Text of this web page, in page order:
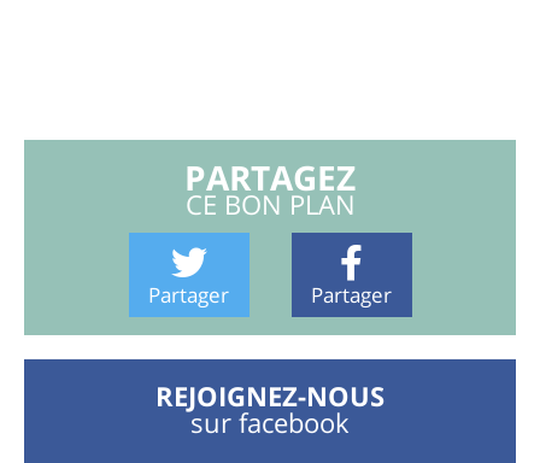
PARTAGEZ
CE BON PLAN
Partager Partager
REJOIGNEZ-NOUS
sur facebook